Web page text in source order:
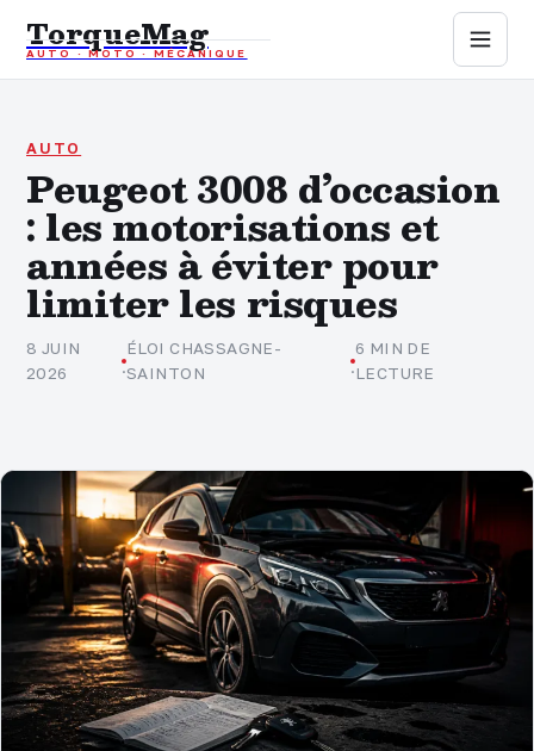
TorqueMag
AUTO · MOTO · MÉCANIQUE
Auto
Mécanique
Sports mécaniques
Assurance
AUTO
Peugeot 3008 d’occasion
: les motorisations et
années à éviter pour
limiter les risques
8 JUIN
2026
·
ÉLOI CHASSAGNE-
SAINTON
·
6 MIN DE
LECTURE